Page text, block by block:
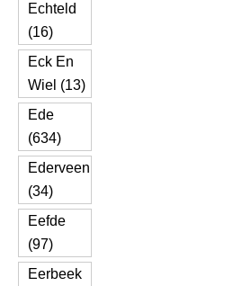
Echteld
(16)
Eck En
Wiel (13)
Ede
(634)
Ederveen
(34)
Eefde
(97)
Eerbeek